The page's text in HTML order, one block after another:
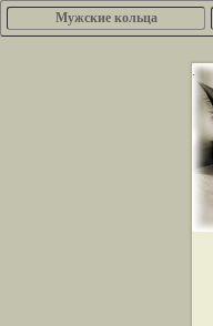
Мужские кольца
.